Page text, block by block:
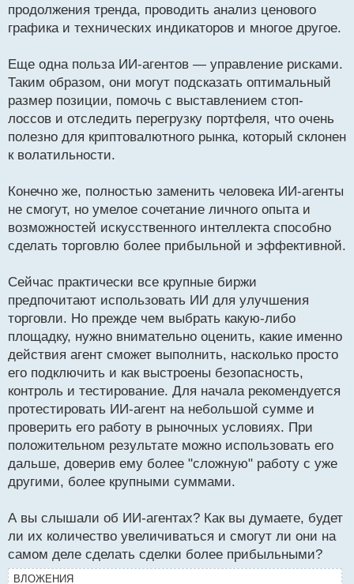
продолжения тренда, проводить анализ ценового
графика и технических индикаторов и многое другое.
Еще одна польза ИИ-агентов — управление рисками.
Таким образом, они могут подсказать оптимальный
размер позиции, помочь с выставлением стоп-
лоссов и отследить перегрузку портфеля, что очень
полезно для криптовалютного рынка, который склонен
к волатильности.
Конечно же, полностью заменить человека ИИ-агенты
не смогут, но умелое сочетание личного опыта и
возможностей искусственного интеллекта способно
сделать торговлю более прибыльной и эффективной.
Сейчас практически все крупные биржи
предпочитают использовать ИИ для улучшения
торговли. Но прежде чем выбрать какую-либо
площадку, нужно внимательно оценить, какие именно
действия агент сможет выполнить, насколько просто
его подключить и как выстроены безопасность,
контроль и тестирование. Для начала рекомендуется
протестировать ИИ-агент на небольшой сумме и
проверить его работу в рыночных условиях. При
положительном результате можно использовать его
дальше, доверив ему более "сложную" работу с уже
другими, более крупными суммами.
А вы слышали об ИИ-агентах? Как вы думаете, будет
ли их количество увеличиваться и смогут ли они на
самом деле сделать сделки более прибыльными?
ВЛОЖЕНИЯ